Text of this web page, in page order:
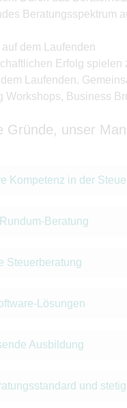
Beratungsspektrum
dem Laufenden
Erfolg
Laufenden.
Workshops, Business
Gründe, unser
Kompetenz in der
Beratung
Steuerberatung
Lösungen
Ausbildung
und